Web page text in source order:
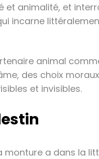
animalité, et
incarne
animal
des choix
et invisibles.
monture a dans la